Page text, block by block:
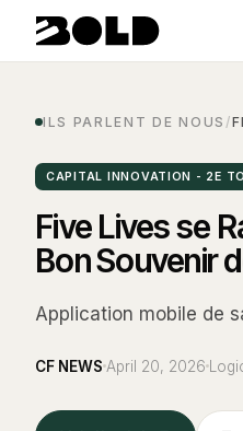
ILS PARLENT DE NOUS /
CAPITAL INNOVATION - 2E
Five Lives se
Bon Souvenir
Application mobile de
CF NEWS April 20, 2026